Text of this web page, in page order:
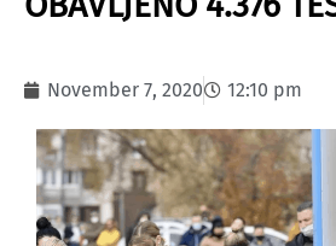
November 7, 2020 12:10 pm